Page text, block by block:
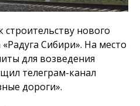
строительству нового
Сибири». На место
для возведения
телеграм-канал
дороги».